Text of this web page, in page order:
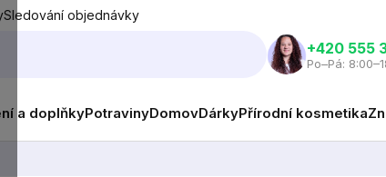
Sledování objednávky
‭+420 555
Po–Pá:
a doplňkyPotravinyDomovDárkyPřírodní kosmetika